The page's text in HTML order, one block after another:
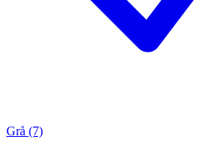
Grå (7)